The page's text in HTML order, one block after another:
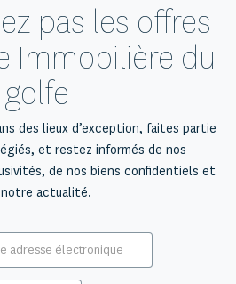
pas les offres
Immobilière du
golfe
des lieux d’exception, faites partie
et restez informés de nos
de nos biens confidentiels et
actualité.
E-
mail